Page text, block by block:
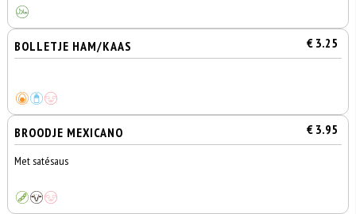
BOLLETJE HAM/KAAS € 3.25
BROODJE MEXICANO € 3.95
Met satésaus